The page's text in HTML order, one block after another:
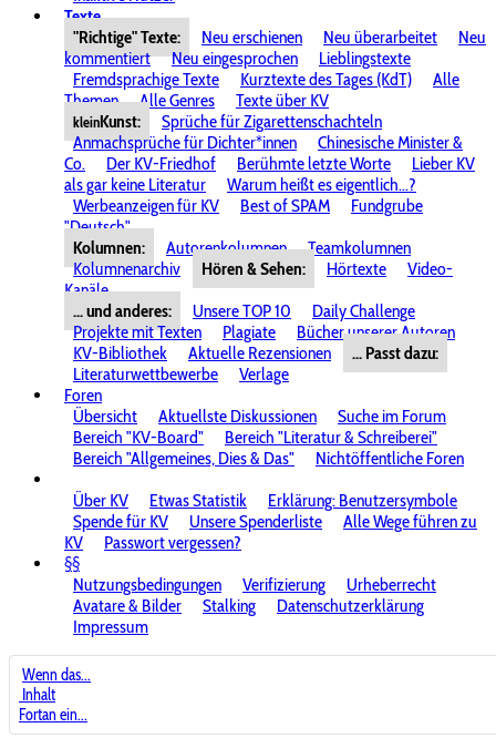
Texte
"Richtige" Texte:
Neu erschienen Neu überarbeitet
Neu
kommentiert
Neu eingesprochen
Lieblingstexte
Fremdsprachige Texte
Kurztexte des Tages (KdT)
Alle
Themen
Alle Genres Texte über KV
kleinKunst:
Sprüche für Zigarettenschachteln
Anmachsprüche für Dichter*innen
Chinesische Minister &
Co.
Der KV-Friedhof Berühmte letzte Worte
Lieber KV
als gar keine Literatur
Warum heißt es eigentlich...?
Werbeanzeigen für KV
Best of SPAM
Fundgrube
"Deutsch"
Kolumnen:
Autorenkolumnen
Teamkolumnen
Kolumnenarchiv
Hören & Sehen: Hörtexte
Video-
Kanäle
... und anderes:
Unsere TOP 10
Daily Challenge
Projekte mit Texten
Plagiate
Bücher unserer Autoren
KV-Bibliothek
Aktuelle Rezensionen
... Passt dazu:
Literaturwettbewerbe
Verlage
Foren
Übersicht
Aktuellste Diskussionen
Suche im Forum
Bereich "KV-Board"
Bereich "Literatur & Schreiberei"
Bereich "Allgemeines, Dies & Das"
Nichtöffentliche Foren
Über KV
Etwas Statistik
Erklärung: Benutzersymbole
Spende für KV
Unsere Spenderliste
Alle Wege führen zu
KV
Passwort vergessen?
§§
Nutzungsbedingungen
Verifizierung
Urheberrecht
Avatare & Bilder
Stalking
Datenschutzerklärung
Impressum
Wenn das...
Inhalt
Fortan ein...